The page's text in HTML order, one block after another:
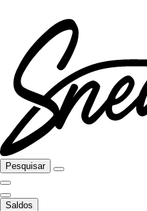
Pesquisar
Saldos